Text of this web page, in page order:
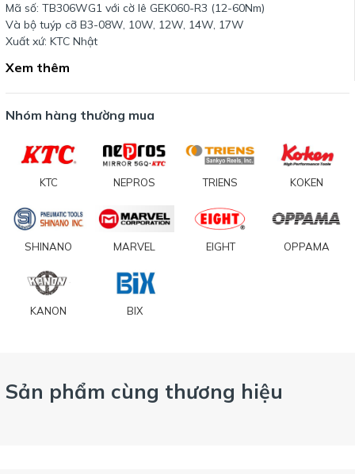
Mã số: TB306WG1 với cờ lê GEK060-R3 (12-60Nm)
Và bộ tuýp cỡ B3-08W, 10W, 12W, 14W, 17W
Xuất xứ: KTC Nhật
Xem thêm
Nhóm hàng thường mua
KTC NEPROS TRIENS KOKEN
SHINANO MARVEL EIGHT OPPAMA
KANON BIX
Sản phẩm cùng thương hiệu